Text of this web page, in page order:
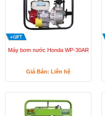
Máy bơm nước Honda WP-30AR
Giá Bán: Liên hệ